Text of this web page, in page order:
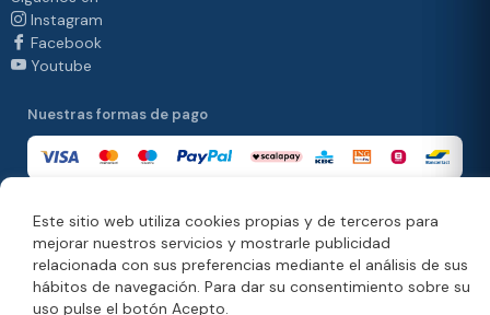
Este sitio web utiliza cookies propias y de terceros para
mejorar nuestros servicios y mostrarle publicidad
relacionada con sus preferencias mediante el análisis de sus
hábitos de navegación. Para dar su consentimiento sobre su
uso pulse el botón Acepto.
Instagram
Facebook
Youtube
Nuestras formas de pago
Nuestras formas de entrega